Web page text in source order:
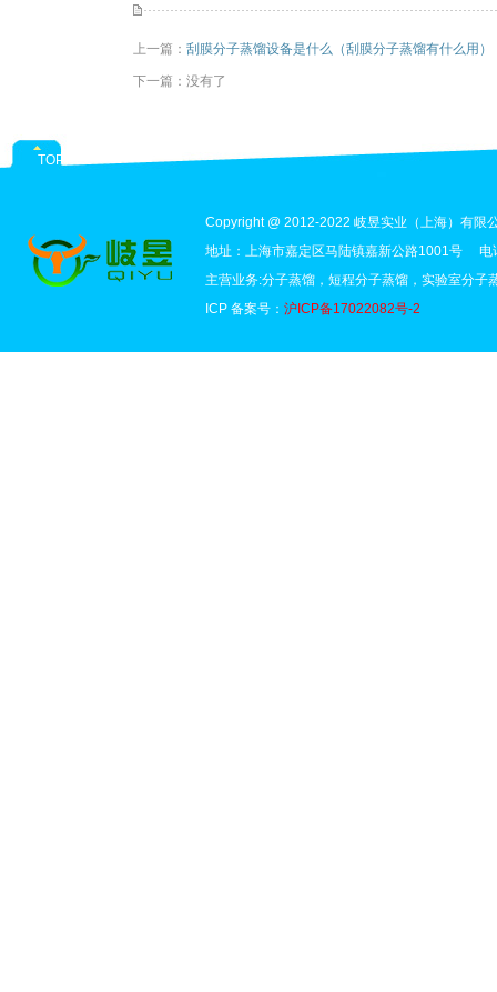
上一篇： 刮膜分子蒸馏设备是什么（刮膜分子蒸馏有什么用）
下一篇：没有了
TOP
Copyright @ 2012-2022 岐昱实业（上海）有限
地址：上海市嘉定区马陆镇嘉新公路1001号 电
主营业务:分子蒸馏，短程分子蒸馏，实验室分子
ICP 备案号： 沪ICP备17022082号-2